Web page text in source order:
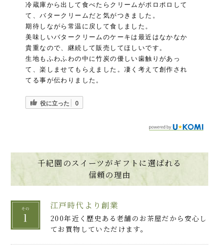
冷蔵庫から出して食べたらクリームがポロポロして
て、バタークリームだと気がつきました。
期待しながら常温に戻して食しました。
美味しいバタークリームのケーキは最近はなかなか
貴重なので、継続して販売してほしいです。
生地もふわふわの中に竹炭の優しい歯触りがあっ
て、楽しませてもらえました。凄く考えて創作され
てる事が伝わりました。
役に立った 0
千紀園のスイーツがギフトに選ばれる
信頼の理由
江戸時代より創業
200年近く歴史ある老舗のお茶屋だから安心し
てお買物していただけます。